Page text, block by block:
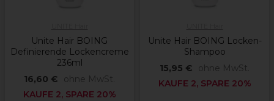
Unite Hair BOING
Definierende Lockencreme
236ml
16,60 €
ohne MwSt.
KAUFE 2, SPARE 20%
Unite Hair BOING Locken-
Shampoo
15,95 €
ohne MwSt.
KAUFE 2, SPARE 20%